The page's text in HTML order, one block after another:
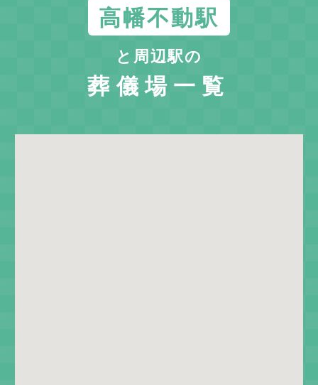
高幡不動駅
と周辺駅の
葬儀場一覧